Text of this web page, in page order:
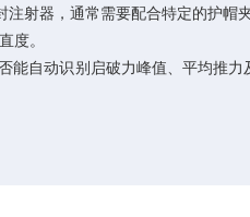
射器，通常需要配合特定的护帽夹
度。
自动识别启破力峰值、平均推